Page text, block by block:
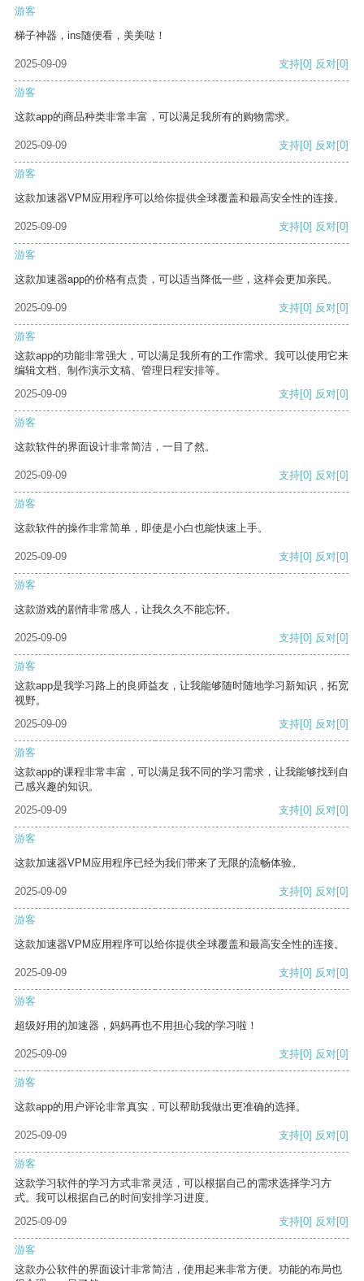
游客
梯子神器，ins随便看，美美哒！
2025-09-09 支持[0] 反对[0]
游客
这款app的商品种类非常丰富，可以满足我所有的购物需求。
2025-09-09 支持[0] 反对[0]
游客
这款加速器VPM应用程序可以给你提供全球覆盖和最高安全性的连接。
2025-09-09 支持[0] 反对[0]
游客
这款加速器app的价格有点贵，可以适当降低一些，这样会更加亲民。
2025-09-09 支持[0] 反对[0]
游客
这款app的功能非常强大，可以满足我所有的工作需求。我可以使用它来
编辑文档、制作演示文稿、管理日程安排等。
2025-09-09
支持[0] 反对[0]
游客
这款软件的界面设计非常简洁，一目了然。
2025-09-09 支持[0] 反对[0]
游客
这款软件的操作非常简单，即使是小白也能快速上手。
2025-09-09 支持[0] 反对[0]
游客
这款游戏的剧情非常感人，让我久久不能忘怀。
2025-09-09 支持[0] 反对[0]
游客
这款app是我学习路上的良师益友，让我能够随时随地学习新知识，拓宽
视野。
2025-09-09
支持[0] 反对[0]
游客
这款app的课程非常丰富，可以满足我不同的学习需求，让我能够找到自
己感兴趣的知识。
2025-09-09
支持[0] 反对[0]
游客
这款加速器VPM应用程序已经为我们带来了无限的流畅体验。
2025-09-09 支持[0] 反对[0]
游客
这款加速器VPM应用程序可以给你提供全球覆盖和最高安全性的连接。
2025-09-09 支持[0] 反对[0]
游客
超级好用的加速器，妈妈再也不用担心我的学习啦！
2025-09-09 支持[0] 反对[0]
游客
这款app的用户评论非常真实，可以帮助我做出更准确的选择。
2025-09-09 支持[0] 反对[0]
游客
这款学习软件的学习方式非常灵活，可以根据自己的需求选择学习方
式。我可以根据自己的时间安排学习进度。
2025-09-09
支持[0] 反对[0]
游客
这款办公软件的界面设计非常简洁，使用起来非常方便。功能的布局也